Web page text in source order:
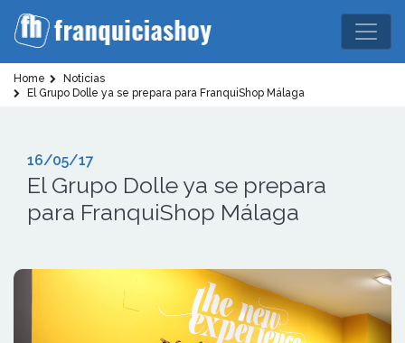
Home
Noticias
El Grupo Dolle ya se prepara para FranquiShop Málaga
16/05/17
El Grupo Dolle ya se prepara
para FranquiShop Málaga